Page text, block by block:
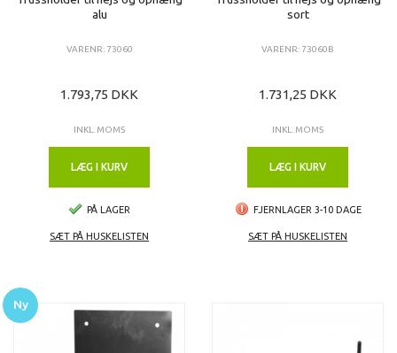
alu
VARENR: 73060
1.793,75 DKK
INKL. MOMS
LÆG I KURV
PÅ LAGER
SÆT PÅ HUSKELISTEN
sort
VARENR: 73060B
1.731,25 DKK
INKL. MOMS
LÆG I KURV
FJERNLAGER 3-10 DAGE
SÆT PÅ HUSKELISTEN
Ny